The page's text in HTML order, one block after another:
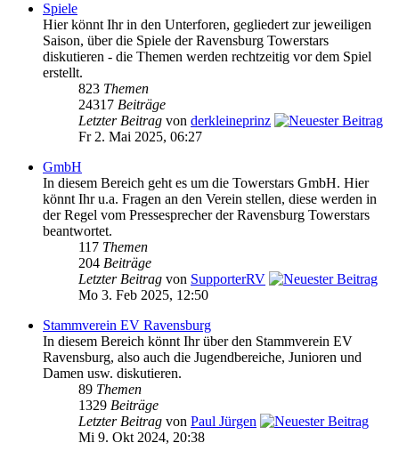
Spiele
Hier könnt Ihr in den Unterforen, gegliedert zur jeweiligen
Saison, über die Spiele der Ravensburg Towerstars
diskutieren - die Themen werden rechtzeitig vor dem Spiel
erstellt.
823 Themen
24317 Beiträge
Letzter Beitrag von derkleineprinz
Fr 2. Mai 2025, 06:27
GmbH
In diesem Bereich geht es um die Towerstars GmbH. Hier
könnt Ihr u.a. Fragen an den Verein stellen, diese werden in
der Regel vom Pressesprecher der Ravensburg Towerstars
beantwortet.
117 Themen
204 Beiträge
Letzter Beitrag von SupporterRV
Mo 3. Feb 2025, 12:50
Stammverein EV Ravensburg
In diesem Bereich könnt Ihr über den Stammverein EV
Ravensburg, also auch die Jugendbereiche, Junioren und
Damen usw. diskutieren.
89 Themen
1329 Beiträge
Letzter Beitrag von Paul Jürgen
Mi 9. Okt 2024, 20:38